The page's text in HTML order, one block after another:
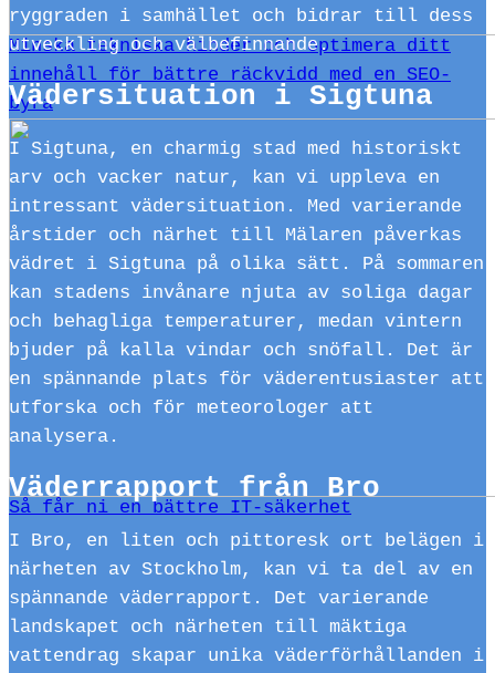
Minska tekniska hinder och optimera ditt
innehåll för bättre räckvidd med en SEO-
byrå
Så får ni en bättre IT-säkerhet
ryggraden i samhället och bidrar till dess
utveckling och välbefinnande.
Vädersituation i Sigtuna
I Sigtuna, en charmig stad med historiskt
arv och vacker natur, kan vi uppleva en
intressant vädersituation. Med varierande
årstider och närhet till Mälaren påverkas
vädret i Sigtuna på olika sätt. På sommaren
kan stadens invånare njuta av soliga dagar
och behagliga temperaturer, medan vintern
bjuder på kalla vindar och snöfall. Det är
en spännande plats för väderentusiaster att
utforska och för meteorologer att
analysera.
Väderrapport från Bro
I Bro, en liten och pittoresk ort belägen i
närheten av Stockholm, kan vi ta del av en
spännande väderrapport. Det varierande
landskapet och närheten till mäktiga
vattendrag skapar unika väderförhållanden i